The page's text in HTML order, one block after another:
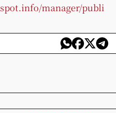
manager/publi